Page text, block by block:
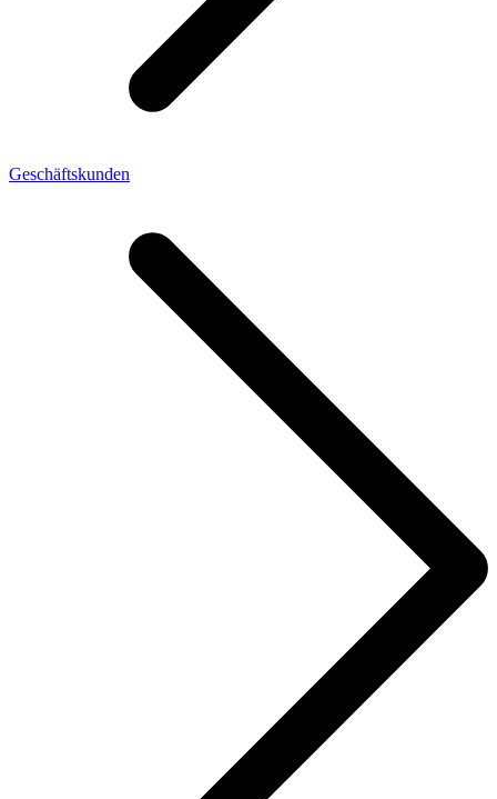
Geschäftskunden